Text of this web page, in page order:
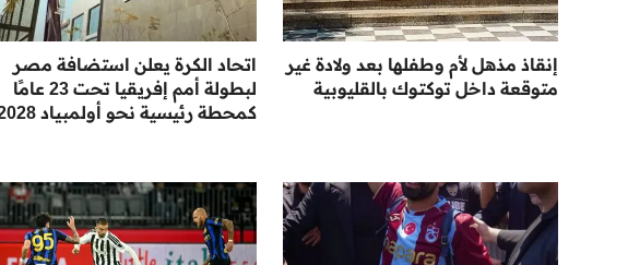
إنقاذ مذهل لأم وطفلها بعد ولادة غير
متوقعة داخل توكتوك بالقليوبية
اتحاد الكرة يعلن استضافة مصر
لبطولة أمم إفريقيا تحت 23 عامًا
كمحطة رئيسية نحو أولمبياد 2028